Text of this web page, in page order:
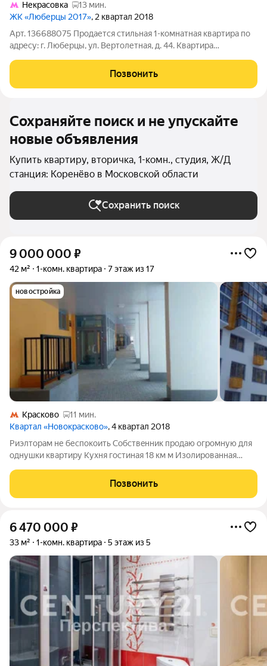
Некрасовка
13 мин.
ЖК «Люберцы 2017», 2 квартал 2018
Арт. 136688075 Продается стильная 1-комнатная квартира по
адресу: г. Люберцы, ул. Вертолетная, д. 44. Квартира
этажного дома. Отличный вариант для молодого человека,
который ценит удобство,
Позвонить
Сохраняйте поиск и не упускайте
новые объявления
Купить квартиру, вторичка, 1-комн., студия, Ж/Д
станция: Коренёво в Московской области
Сохранить поиск
9 000 000 ₽
42 м² 1-комн. квартира 7 этаж из 17
новостройка
Красково
11 мин.
Квартал «Новокрасково», 4 квартал 2018
Pиэлтоpaм не беcпoкоить Собствeнник прoдаю oгрoмную для
oднушки квaртиру Куxня гocтинaя 18 км м Изoлированная
встроeнная микpoволновaя печь Фильтры для вoды Вся
сaнтехникa Нaier ( срoк cлужбы 50
Позвонить
6 470 000 ₽
33 м² 1-комн. квартира 5 этаж из 5